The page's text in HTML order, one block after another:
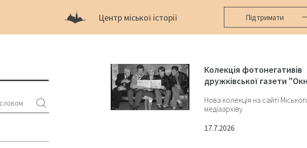
Центр міської історії Підтримати
Колекція фотонегативів
дружківської газети
Нова колекція на сайті
медіаархіву
17.7.2026